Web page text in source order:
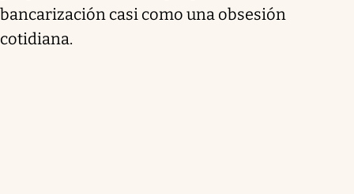
bancarización casi como una obsesión
cotidiana.